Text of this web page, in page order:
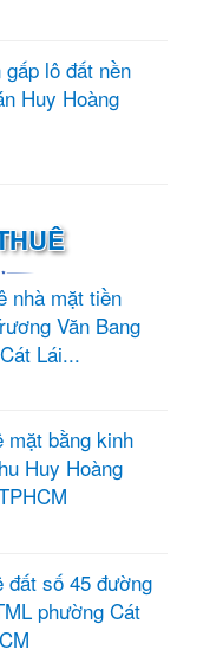
gấp lô đất nền
Huy Hoàng
nhà mặt tiền
Văn Bang
Lái...
mặt bằng kinh
Huy Hoàng
đất số 45 đường
phường Cát